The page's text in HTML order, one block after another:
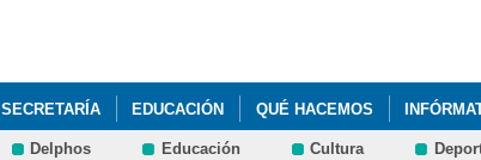
SECRETARÍA EDUCACIÓN QUÉ HACEMOS
Delphos Educación Cultura